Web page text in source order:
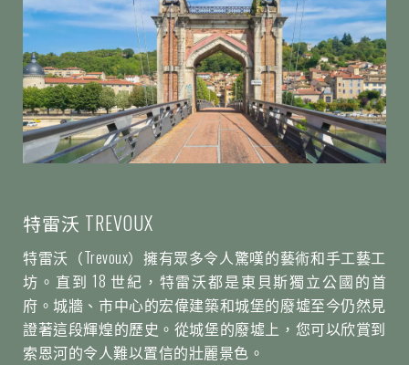
特雷沃 TREVOUX
特雷沃（Trevoux）擁有眾多令人驚嘆的藝術和手工藝工
坊。直到 18 世紀，特雷沃都是東貝斯獨立公國的首
府。城牆、市中心的宏偉建築和城堡的廢墟至今仍然見
證著這段輝煌的歷史。從城堡的廢墟上，您可以欣賞到
索恩河的令人難以置信的壯麗景色。